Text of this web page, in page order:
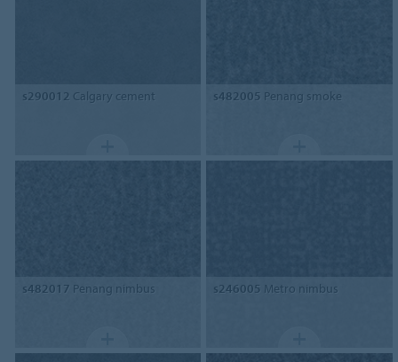
s290012 Calgary cement s482005 Penang smoke
s482017 Penang nimbus s246005 Metro nimbus